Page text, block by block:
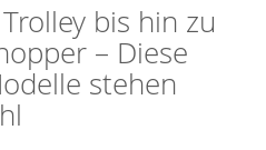
bis hin zu
– Diese
stehen